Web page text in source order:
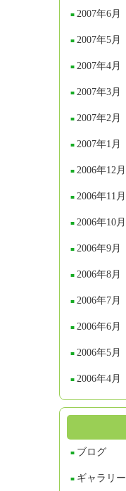
2007年6月
2007年5月
2007年4月
2007年3月
2007年2月
2007年1月
2006年12月
2006年11月
2006年10月
2006年9月
2006年8月
2006年7月
2006年6月
2006年5月
2006年4月
ブログ
ギャラリー